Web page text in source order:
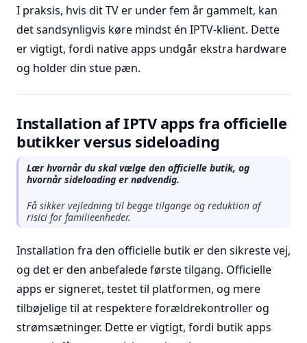
I praksis, hvis dit TV er under fem år gammelt, kan
det sandsynligvis køre mindst én IPTV-klient. Dette
er vigtigt, fordi native apps undgår ekstra hardware
og holder din stue pæn.
Installation af IPTV apps fra officielle
butikker versus sideloading
Lær hvornår du skal vælge den officielle butik, og
hvornår sideloading er nødvendig.
Få sikker vejledning til begge tilgange og reduktion af
risici for familieenheder.
Installation fra den officielle butik er den sikreste vej,
og det er den anbefalede første tilgang. Officielle
apps er signeret, testet til platformen, og mere
tilbøjelige til at respektere forældrekontroller og
strømsætninger. Dette er vigtigt, fordi butik apps